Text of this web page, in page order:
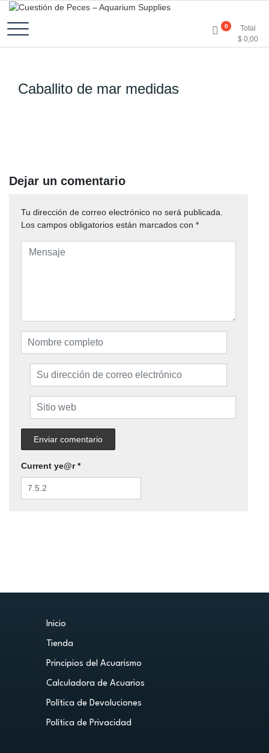
Cuestión de Peces –
Aquarium Supplies
0
Total
$ 0,00
Caballito de mar medidas
Dejar un comentario
Tu dirección de correo electrónico no será publicada.
Los campos obligatorios están marcados con *
Current ye@r*
Inicio
Tienda
Principios del Acuarismo
Calculadora de Acuarios
Política de Devoluciones
Política de Privacidad